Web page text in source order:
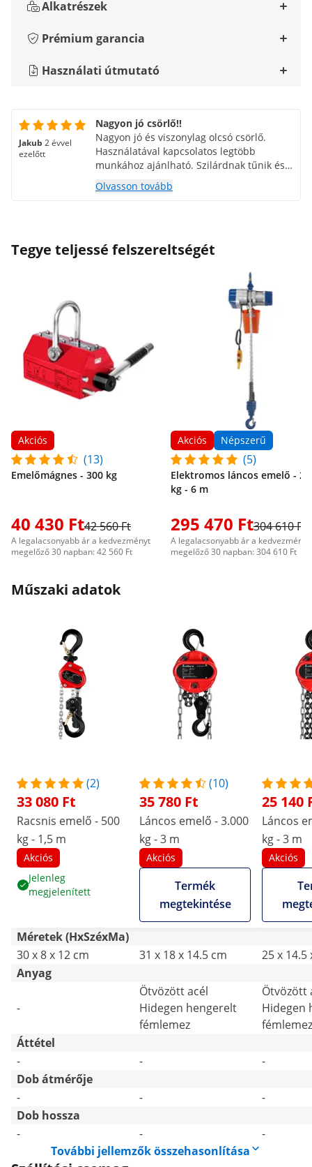
Alkatrészek
Prémium garancia
Használati útmutató
Jakub 2 évvel
ezelőtt
Nagyon jó csörlő!!
Nagyon jó és viszonylag olcsó csörlő.
Használatával kapcsolatos legtöbb
munkához ajánlható. Szilárdnak tűnik és
érzi magát. Megéri az árát. A kar simán
működik, ami előny. Ajánlom.
Olvasson tovább
Tegye teljessé felszereltségét
Akciós
(13)
Emelőmágnes - 300 kg
40 430 Ft42 560 Ft
A legalacsonyabb ár a kedvezményt
megelőző 30 napban: 42 560 Ft
Akciós Népszerű
(5)
Elektromos láncos emelő -
kg - 6 m
295 470 Ft304 610 Ft
A legalacsonyabb ár a kedvezményt
megelőző 30 napban: 304 610 Ft
Műszaki adatok
(2)
33 080 Ft
Racsnis emelő - 500
kg - 1,5 m
Akciós
Jelenleg
megjelenített
(10)
35 780 Ft
Láncos emelő - 3.000
kg - 3 m
Akciós
Termék
megtekintése
25 140
Láncos
kg - 3 m
Akciós
Méretek (HxSzéxMa)
30 x 8 x 12 cm
31 x 18 x 14.5 cm
25 x 14.5
Anyag
-
Ötvözött acél
Hidegen hengerelt
fémlemez
Ötvözött
Hidegen
fémlemez
Áttétel
-
-
-
Dob átmérője
-
-
-
Dob hossza
-
-
-
További jellemzők összehasonlítása